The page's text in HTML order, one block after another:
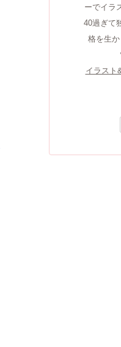
ーでイラ
40過ぎて
格を生か
イラスト